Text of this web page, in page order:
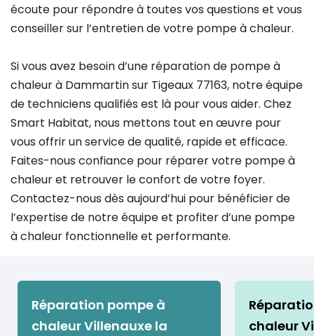
écoute pour répondre à toutes vos questions et vous
conseiller sur l’entretien de votre pompe à chaleur.
Si vous avez besoin d’une réparation de pompe à
chaleur à Dammartin sur Tigeaux 77163, notre équipe
de techniciens qualifiés est là pour vous aider. Chez
Smart Habitat, nous mettons tout en œuvre pour
vous offrir un service de qualité, rapide et efficace.
Faites-nous confiance pour réparer votre pompe à
chaleur et retrouver le confort de votre foyer.
Contactez-nous dès aujourd’hui pour bénéficier de
l’expertise de notre équipe et profiter d’une pompe
à chaleur fonctionnelle et performante.
Réparation pompe à
chaleur Villenauxe la
chaleur